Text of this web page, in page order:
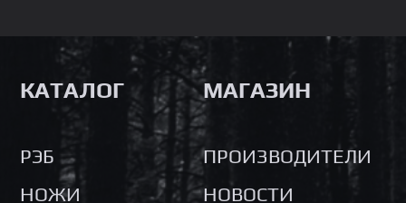
КАТАЛОГ
РЭБ
НОЖИ
МАГАЗИН
ПРОИЗВОДИТЕЛИ
НОВОСТИ